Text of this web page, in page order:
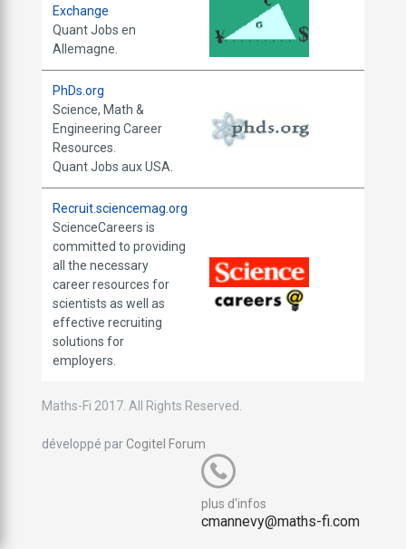
Exchange
Quant Jobs en
Allemagne.
PhDs.org
Science, Math &
Engineering Career
Resources.
Quant Jobs aux USA.
Recruit.sciencemag.org
ScienceCareers is
committed to providing
all the necessary
career resources for
scientists as well as
effective recruiting
solutions for
employers.
Maths-Fi 2017. All Rights Reserved.
développé parCogitel Forum
plus d'infos
cmannevy@maths-fi.com